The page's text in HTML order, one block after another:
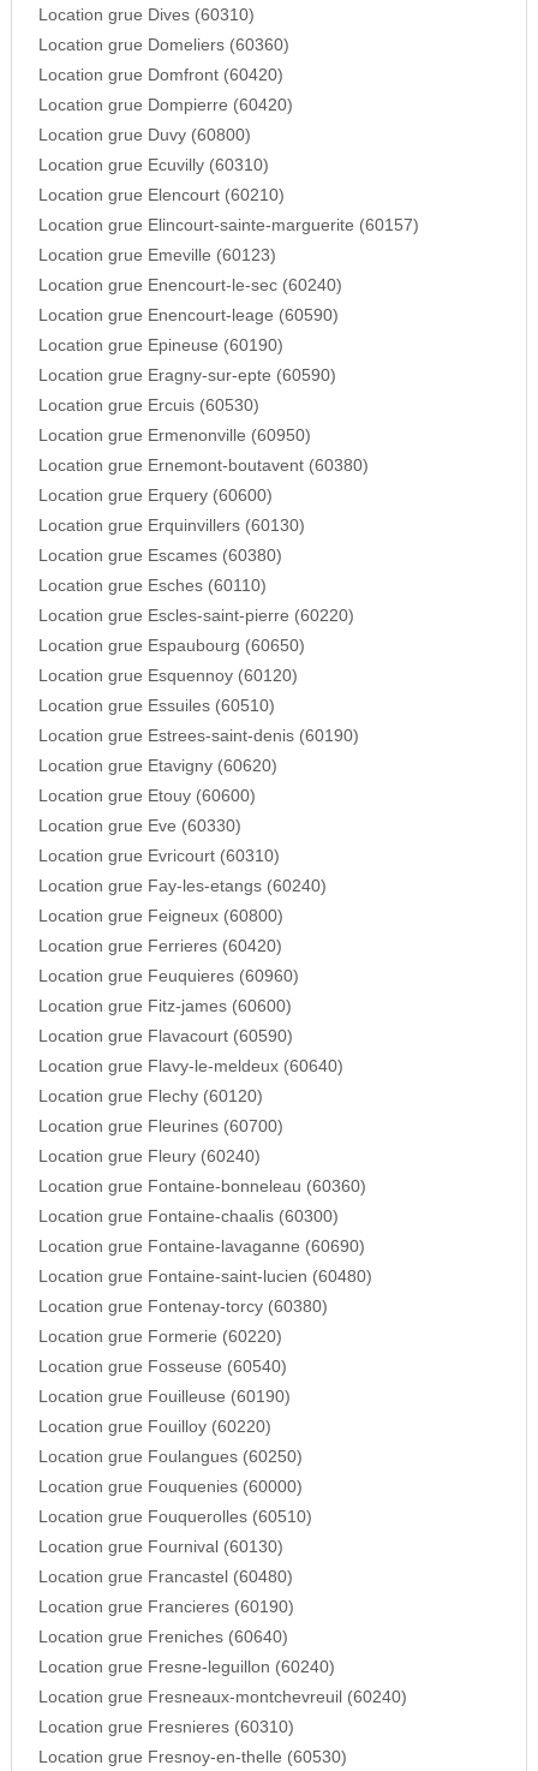
Location grue Dives (60310)
Location grue Domeliers (60360)
Location grue Domfront (60420)
Location grue Dompierre (60420)
Location grue Duvy (60800)
Location grue Ecuvilly (60310)
Location grue Elencourt (60210)
Location grue Elincourt-sainte-marguerite (60157)
Location grue Emeville (60123)
Location grue Enencourt-le-sec (60240)
Location grue Enencourt-leage (60590)
Location grue Epineuse (60190)
Location grue Eragny-sur-epte (60590)
Location grue Ercuis (60530)
Location grue Ermenonville (60950)
Location grue Ernemont-boutavent (60380)
Location grue Erquery (60600)
Location grue Erquinvillers (60130)
Location grue Escames (60380)
Location grue Esches (60110)
Location grue Escles-saint-pierre (60220)
Location grue Espaubourg (60650)
Location grue Esquennoy (60120)
Location grue Essuiles (60510)
Location grue Estrees-saint-denis (60190)
Location grue Etavigny (60620)
Location grue Etouy (60600)
Location grue Eve (60330)
Location grue Evricourt (60310)
Location grue Fay-les-etangs (60240)
Location grue Feigneux (60800)
Location grue Ferrieres (60420)
Location grue Feuquieres (60960)
Location grue Fitz-james (60600)
Location grue Flavacourt (60590)
Location grue Flavy-le-meldeux (60640)
Location grue Flechy (60120)
Location grue Fleurines (60700)
Location grue Fleury (60240)
Location grue Fontaine-bonneleau (60360)
Location grue Fontaine-chaalis (60300)
Location grue Fontaine-lavaganne (60690)
Location grue Fontaine-saint-lucien (60480)
Location grue Fontenay-torcy (60380)
Location grue Formerie (60220)
Location grue Fosseuse (60540)
Location grue Fouilleuse (60190)
Location grue Fouilloy (60220)
Location grue Foulangues (60250)
Location grue Fouquenies (60000)
Location grue Fouquerolles (60510)
Location grue Fournival (60130)
Location grue Francastel (60480)
Location grue Francieres (60190)
Location grue Freniches (60640)
Location grue Fresne-leguillon (60240)
Location grue Fresneaux-montchevreuil (60240)
Location grue Fresnieres (60310)
Location grue Fresnoy-en-thelle (60530)